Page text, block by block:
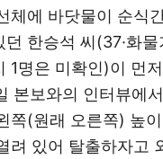
체에 바닷물이 순식
한승석 씨(37·화물
1명은 미확인)이 먼
본보와의 인터뷰에
쪽(원래 오른쪽) 높
려 있어 탈출하자고